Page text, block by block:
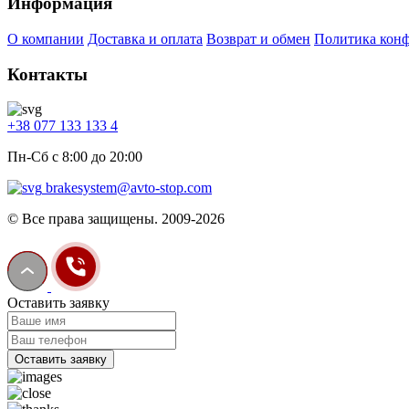
О компании Доставка и оплата Возврат и обмен Политика
Контакты
+38 077 133 133 4
Пн-Сб с 8:00 до 20:00
brakesystem@avto-stop.com
© Все права защищены. 2009-2026
Оставить заявку
Оставить заявку